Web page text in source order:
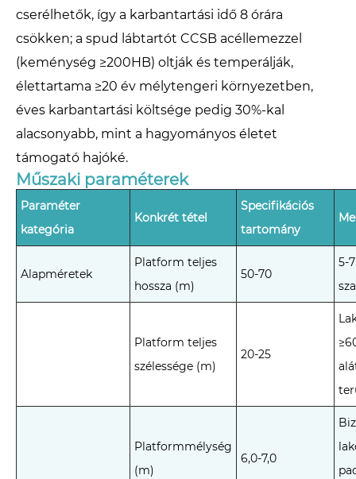
cserélhetők, így a karbantartási idő 8 órára
csökken; a spud lábtartót CCSB acéllemezzel
(keménység ≥200HB) oltják és temperálják,
élettartama ≥20 év mélytengeri környezetben,
éves karbantartási költsége pedig 30%-kal
alacsonyabb, mint a hagyományos életet
támogató hajóké.
Műszaki paraméterek
Paraméter
kategória
Konkrét tétel
Specifikációs
tartomány
Alapméretek
Platform teljes
hossza (m)
50-70
5-
Platform teljes
szélessége (m)
20-25
Platformmélység
(m)
6,0-7,0